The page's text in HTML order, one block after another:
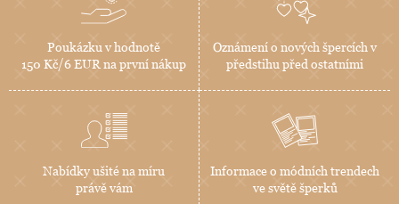
Poukázku v hodnotě
150 Kč/6 EUR na první nákup
Oznámení o nových špercích v
předstihu před ostatními
Nabídky ušité na míru
právě vám
Informace o módních trendech
ve světě šperků